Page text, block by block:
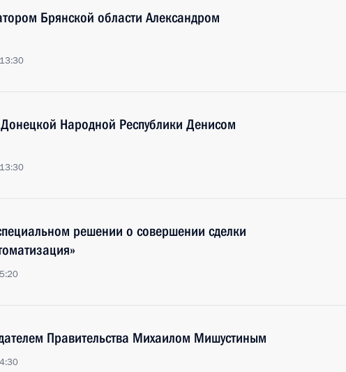
Брянской области Александром
Донецкой Народной Республики Денисом
решении о совершении сделки
Правительства Михаилом Мишустиным